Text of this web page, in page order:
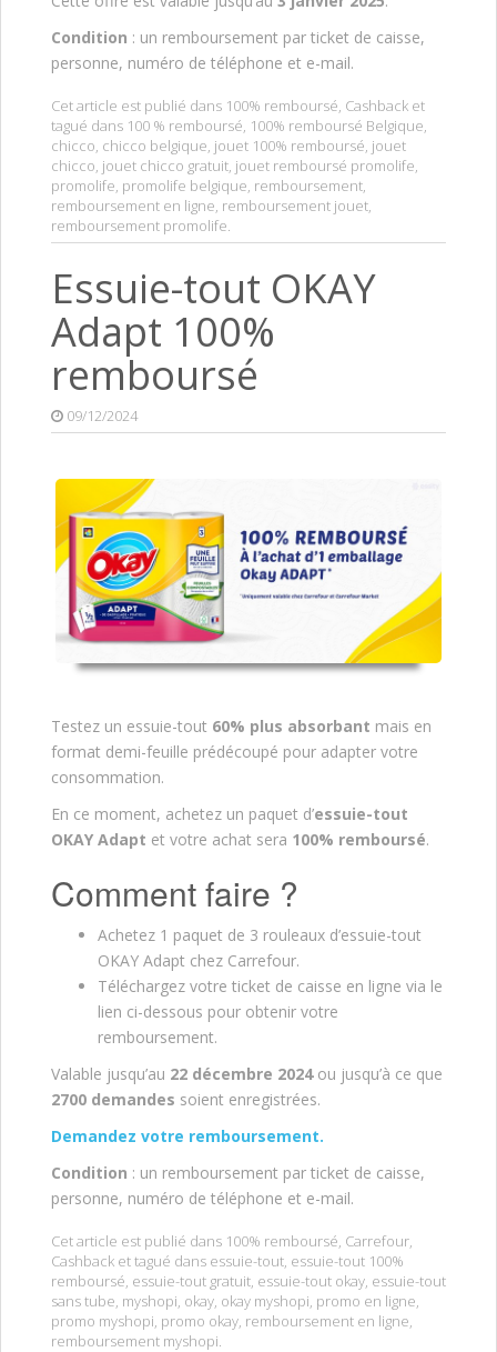
Condition : un remboursement par ticket de caisse,
personne, numéro de téléphone et e-mail.
Cet article est publié dans 100% remboursé, Cashback et
tagué dans 100 % remboursé, 100% remboursé Belgique,
chicco, chicco belgique, jouet 100% remboursé, jouet
chicco, jouet chicco gratuit, jouet remboursé promolife,
promolife, promolife belgique, remboursement,
remboursement en ligne, remboursement jouet,
remboursement promolife.
Essuie-tout OKAY
Adapt 100%
remboursé
09/12/2024
Testez un essuie-tout 60% plus absorbant mais en
format demi-feuille prédécoupé pour adapter votre
consommation.
En ce moment, achetez un paquet d’essuie-tout
OKAY Adapt et votre achat sera 100% remboursé.
Comment faire ?
Achetez 1 paquet de 3 rouleaux d’essuie-tout
OKAY Adapt chez Carrefour.
Téléchargez votre ticket de caisse en ligne via le
lien ci-dessous pour obtenir votre
remboursement.
Valable jusqu’au 22 décembre 2024ou jusqu’à ce que
2700 demandes soient enregistrées.
Demandez votre remboursement.
Condition : un remboursement par ticket de caisse,
personne, numéro de téléphone et e-mail.
Cet article est publié dans 100% remboursé, Carrefour,
Cashback et tagué dans essuie-tout, essuie-tout 100%
remboursé, essuie-tout gratuit, essuie-tout okay, essuie-tout
sans tube, myshopi, okay, okay myshopi, promo en ligne,
promo myshopi, promo okay, remboursement en ligne,
remboursement myshopi.